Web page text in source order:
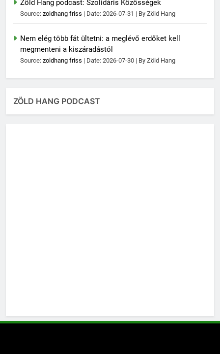
Zöld Hang podcast: Szolidáris Közösségek
Source: zoldhang friss Date: 2026-07-31 By Zöld Hang
Nem elég több fát ültetni: a meglévő erdőket kell
megmenteni a kiszáradástól
Source: zoldhang friss Date: 2026-07-30 By Zöld Hang
ZÖLD HANG PODCAST